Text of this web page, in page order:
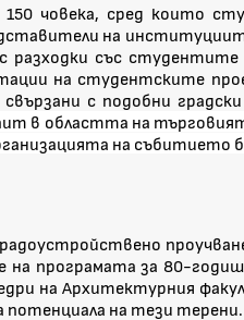
човека, сред които
на
със
на студентските
с подобни
в областта на
на събитието
на програмата за 80-
на Архитектурния
потенциала на тези терени.